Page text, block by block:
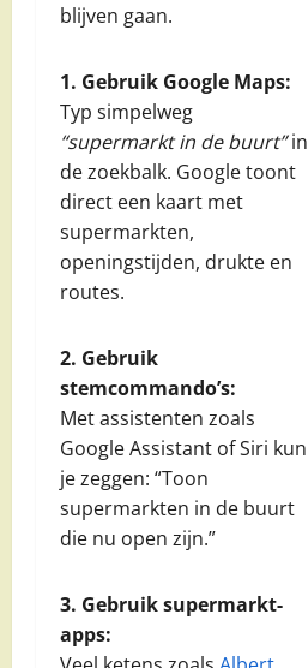
blijven gaan.
1. Gebruik Google Maps:
Typ simpelweg
“supermarkt in de buurt”in
de zoekbalk. Google toont
direct een kaart met
supermarkten,
openingstijden, drukte en
routes.
2. Gebruik
stemcommando’s:
Met assistenten zoals
Google Assistant of Siri kun
je zeggen: “Toon
supermarkten in de buurt
die nu open zijn.”
3. Gebruik supermarkt-
apps: